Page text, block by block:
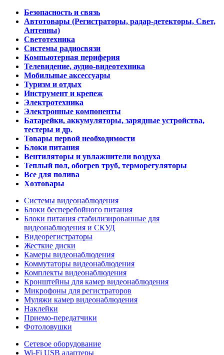
Безопасность и связь
Автотовары (Регистраторы, радар-детекторы, Свет,
Антенны)
Светотехника
Системы радиосвязи
Компьютерная периферия
Телевидение, аудио-видеотехника
Мобильные аксессуары
Туризм и отдых
Инструмент и крепеж
Электротехника
Электронные компоненты
Батарейки, аккумуляторы, зарядные устройства,
тестеры и др.
Товары первой необходимости
Блоки питания
Вентиляторы и увлажнители воздуха
Теплый пол, обогрев труб, терморегуляторы
Все для полива
Хозтовары
Системы видеонаблюдения
Блоки бесперебойного питания
Блоки питания стабилизированные для
видеонаблюдения и СКУД
Видеорегистраторы
Жесткие диски
Камеры видеонаблюдения
Коммутаторы видеонаблюдения
Комплекты видеонаблюдения
Кронштейны для камер видеонаблюдения
Микрофоны для регистраторов
Муляжи камер видеонаблюдения
Наклейки
Приемо-передатчики
Фотоловушки
Сетевое оборудование
Wi-Fi USB адаптеры